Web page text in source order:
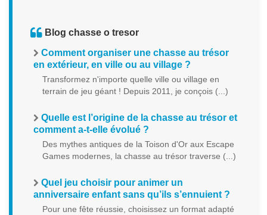
Blog chasse o tresor
Comment organiser une chasse au trésor
en extérieur, en ville ou au village ?
Transformez n'importe quelle ville ou village en
terrain de jeu géant ! Depuis 2011, je conçois (...)
Quelle est l’origine de la chasse au trésor et
comment a-t-elle évolué ?
Des mythes antiques de la Toison d'Or aux Escape
Games modernes, la chasse au trésor traverse (...)
Quel jeu choisir pour animer un
anniversaire enfant sans qu’ils s’ennuient ?
Pour une fête réussie, choisissez un format adapté